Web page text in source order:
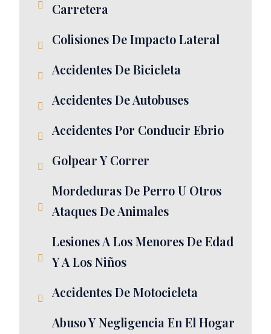
Carretera
Colisiones De Impacto Lateral
Accidentes De Bicicleta
Accidentes De Autobuses
Accidentes Por Conducir Ebrio
Golpear Y Correr
Mordeduras De Perro U Otros
Ataques De Animales
Lesiones A Los Menores De Edad
Y A Los Niños
Accidentes De Motocicleta
Abuso Y Negligencia En El Hogar